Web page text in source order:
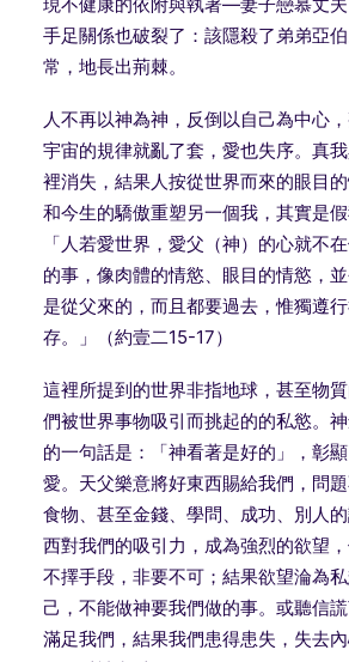
手足關係也破裂了：該隱殺了弟弟亞
常，地長出荊棘。
人不再以神為神，反倒以自己為中心
宇宙的規律就亂了套，愛也失序。真
裡消失，結果人按從世界而來的眼目
和今生的驕傲重塑另一個我，其實是
「人若愛世界，愛父（神）的心就不
的事，像肉體的情慾、眼目的情慾，
是從父來的，而且都要過去，惟獨遵
存。」（約壹二15-17）
這裡所提到的世界非指地球，甚至物
們被世界事物吸引而挑起的的私慾。
的一句話是：「神看著是好的」，彰
愛。天父樂意將好東西賜給我們，問題
食物、甚至金錢、學問、成功、別人
西對我們的吸引力，成為強烈的欲望
不擇手段，非要不可；結果欲望淪為
己，不能做神要我們做的事。或聽信
滿足我們，結果我們患得患失，失去